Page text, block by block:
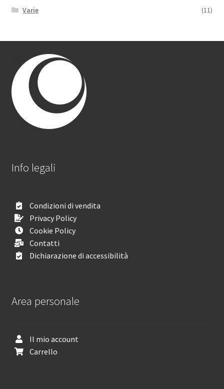
Varie
(11)
Info legali
Condizioni di vendita
Privacy Policy
Cookie Policy
Contatti
Dichiarazione di accessibilità
Area personale
Il mio account
Carrello